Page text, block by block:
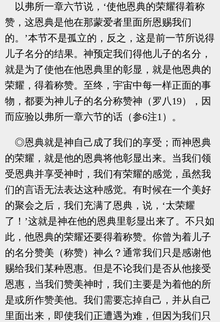
以弗所一章六节说，‘使他恩典的荣耀得着称
赞，这恩典是他在那蒙爱者里面所恩赐我们
的。’本节不是孤立的，反之，这是前一节所说得
儿子名分的结果。神预定我们得他儿子的名分，
就是为了使他在他恩典里的彰显，就是他恩典的
荣耀，得着称赞。至终，宇宙中每一样正面的事
物，都要为神儿子的名分称赞神（罗八19），因
而应验以弗所一章六节的话（参6注1）。
◎恩典就是神自己成了我们的享受；而神恩典
的荣耀，就是他的恩典将他彰显出来。当我们领
受恩典并享受神时，我们有荣耀的感觉，虽然我
们的言语无法表达这种感觉。有时候在一个美好
的聚会之后，我们充满了恩典，说，‘太荣耀
了！’这就是神在他的恩典里彰显出来了。不只如
此，他恩典的荣耀还要得着称赞。你曾为着儿子
的名分赞美（称赞）神么？通常我们只是感谢他
赐给我们某种恩惠。但是不论我们是否从他接受
恩惠，当我们赞美神时，我们主要是为着他的所
是或所作赞美他。我们需要忘掉自己，并从自己
里面出来，即使我们正遭遇为难，但因为我们只